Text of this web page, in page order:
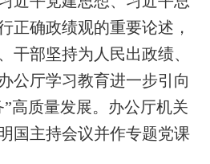
正确政绩观的重要论述，
干部坚持为人民出政绩、
公厅学习教育进一步引向
”高质量发展。办公厅机关
国主持会议并作专题党课